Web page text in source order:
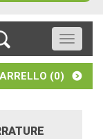
Toggle
(0)